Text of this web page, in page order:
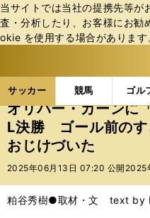
当サイトでは当社の提携先等が
査・分析したり、お客様にお勧
okie を使⽤する場合があります
サッカー 競馬 ゴル
ス
ポ
ル
テ
ー
バ
サッカーの記事一覧
オリバー・カーンに
L決勝 ゴール前のす
おじけづいた
2025年06月13日 07:20 公開 2025
粕谷秀樹●取材・文 text by